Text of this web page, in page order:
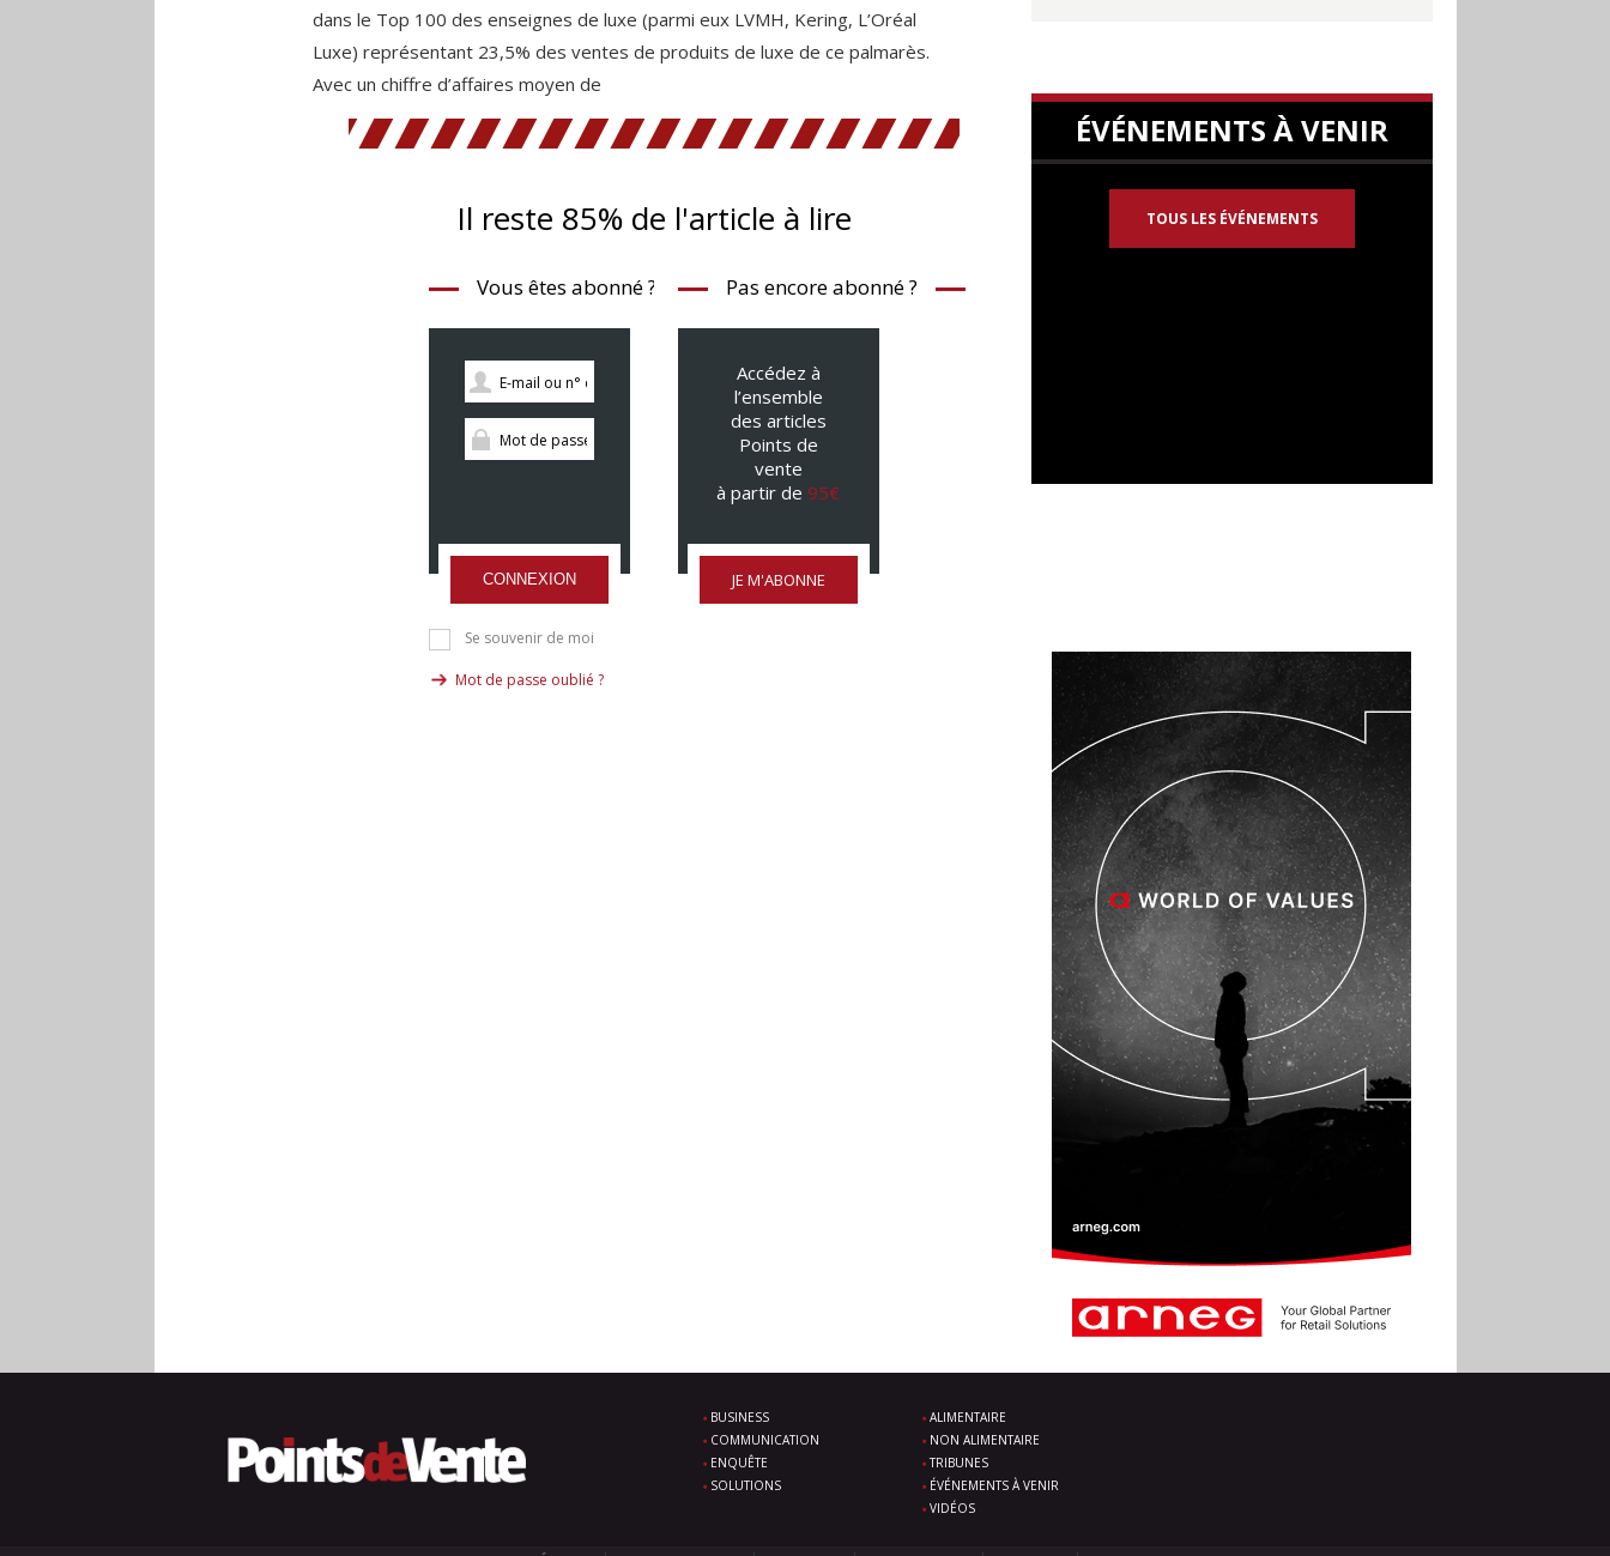
dans le Top 100 des enseignes de luxe (parmi eux LVMH, Kering, L’Oréal
Luxe) représentant 23,5% des ventes de produits de luxe de ce palmarès.
Avec un chiffre d’affaires moyen de
Il reste 85% de l'article à lire
Vous êtes abonné ?
CONNEXION
Se souvenir de moi
Mot de passe oublié ?
Pas encore abonné ?
Accédez à
l’ensemble
des articles
Points de
vente
à partir de 95€
JE M'ABONNE
ÉVÉNEMENTS À VENIR
TOUS LES ÉVÉNEMENTS
BUSINESS
COMMUNICATION
ENQUÊTE
SOLUTIONS
ALIMENTAIRE
NON ALIMENTAIRE
TRIBUNES
ÉVÉNEMENTS À VENIR
VIDÉOS